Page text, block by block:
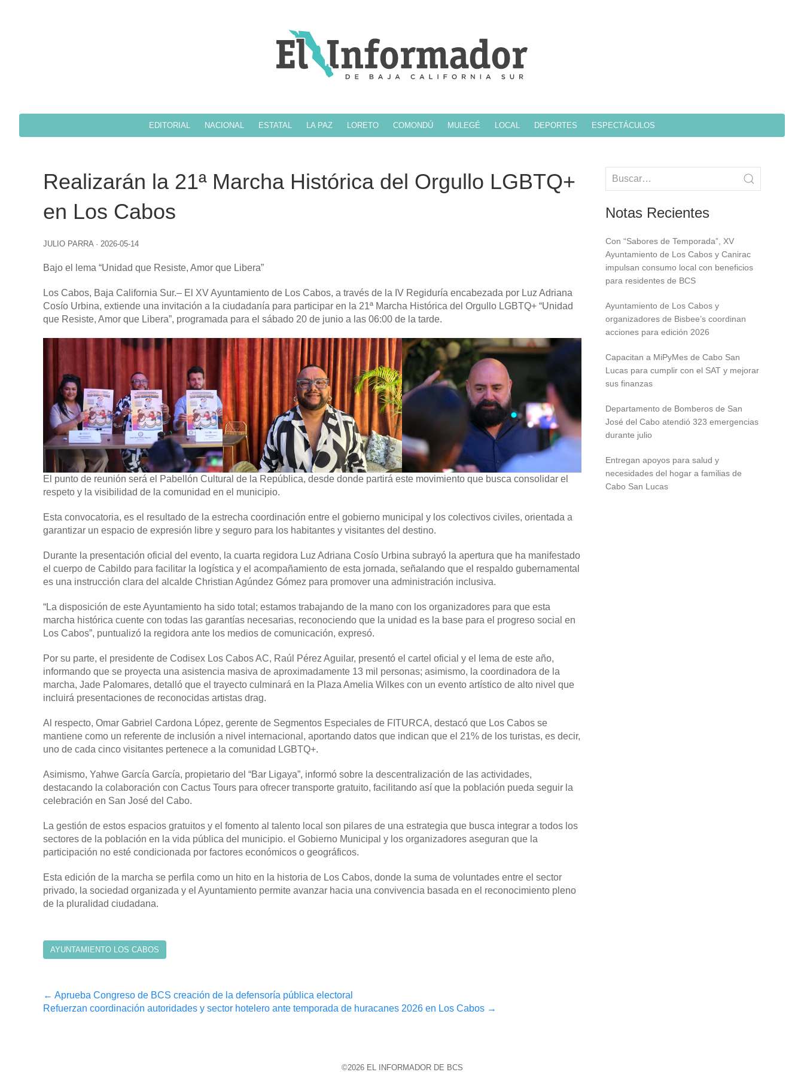
EDITORIAL NACIONAL ESTATAL LA PAZ LORETO COMONDÚ MULEGÉ LOCAL DEPORTES ESPECTÁCULOS
Realizarán la 21ª Marcha Histórica del Orgullo LGBTQ+
en Los Cabos
JULIO PARRA · 2026-05-14
Bajo el lema “Unidad que Resiste, Amor que Libera”
Los Cabos, Baja California Sur.– El XV Ayuntamiento de Los Cabos, a través de la IV Regiduría encabezada por Luz Adriana
Cosío Urbina, extiende una invitación a la ciudadanía para participar en la 21ª Marcha Histórica del Orgullo LGBTQ+ “Unidad
que Resiste, Amor que Libera”, programada para el sábado 20 de junio a las 06:00 de la tarde.
El punto de reunión será el Pabellón Cultural de la República, desde donde partirá este movimiento que busca consolidar el
respeto y la visibilidad de la comunidad en el municipio.
Esta convocatoria, es el resultado de la estrecha coordinación entre el gobierno municipal y los colectivos civiles, orientada a
garantizar un espacio de expresión libre y seguro para los habitantes y visitantes del destino.
Durante la presentación oficial del evento, la cuarta regidora Luz Adriana Cosío Urbina subrayó la apertura que ha manifestado
el cuerpo de Cabildo para facilitar la logística y el acompañamiento de esta jornada, señalando que el respaldo gubernamental
es una instrucción clara del alcalde Christian Agúndez Gómez para promover una administración inclusiva.
“La disposición de este Ayuntamiento ha sido total; estamos trabajando de la mano con los organizadores para que esta
marcha histórica cuente con todas las garantías necesarias, reconociendo que la unidad es la base para el progreso social en
Los Cabos”, puntualizó la regidora ante los medios de comunicación, expresó.
Por su parte, el presidente de Codisex Los Cabos AC, Raúl Pérez Aguilar, presentó el cartel oficial y el lema de este año,
informando que se proyecta una asistencia masiva de aproximadamente 13 mil personas; asimismo, la coordinadora de la
marcha, Jade Palomares, detalló que el trayecto culminará en la Plaza Amelia Wilkes con un evento artístico de alto nivel que
incluirá presentaciones de reconocidas artistas drag.
Al respecto, Omar Gabriel Cardona López, gerente de Segmentos Especiales de FITURCA, destacó que Los Cabos se
mantiene como un referente de inclusión a nivel internacional, aportando datos que indican que el 21% de los turistas, es decir,
uno de cada cinco visitantes pertenece a la comunidad LGBTQ+.
Asimismo, Yahwe García García, propietario del “Bar Ligaya”, informó sobre la descentralización de las actividades,
destacando la colaboración con Cactus Tours para ofrecer transporte gratuito, facilitando así que la población pueda seguir la
celebración en San José del Cabo.
La gestión de estos espacios gratuitos y el fomento al talento local son pilares de una estrategia que busca integrar a todos los
sectores de la población en la vida pública del municipio. el Gobierno Municipal y los organizadores aseguran que la
participación no esté condicionada por factores económicos o geográficos.
Esta edición de la marcha se perfila como un hito en la historia de Los Cabos, donde la suma de voluntades entre el sector
privado, la sociedad organizada y el Ayuntamiento permite avanzar hacia una convivencia basada en el reconocimiento pleno
de la pluralidad ciudadana.
AYUNTAMIENTO LOS CABOS
Post
← Aprueba Congreso de BCS creación de la defensoría pública electoral
Refuerzan coordinación autoridades y sector hotelero ante temporada de huracanes 2026 en Los Cabos →
Notas Recientes
Con “Sabores de Temporada”, XV
Ayuntamiento de Los Cabos y Canirac
impulsan consumo local con beneficios
para residentes de BCS
Ayuntamiento de Los Cabos y
organizadores de Bisbee’s coordinan
acciones para edición 2026
Capacitan a MiPyMes de Cabo San
Lucas para cumplir con el SAT y mejorar
sus finanzas
Departamento de Bomberos de San
José del Cabo atendió 323 emergencias
durante julio
Entregan apoyos para salud y
necesidades del hogar a familias de
Cabo San Lucas
©2026 EL INFORMADOR DE BCS